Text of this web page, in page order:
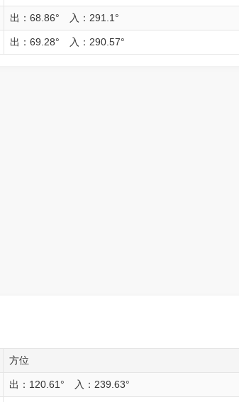
出：68.86° 入：291.1°
出：69.28° 入：290.57°
方位
出：120.61° 入：239.63°